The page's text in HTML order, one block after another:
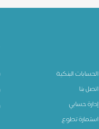
الحسابات البنكية
اتصل بنا
إدارة حسابي
استمارة تطوع